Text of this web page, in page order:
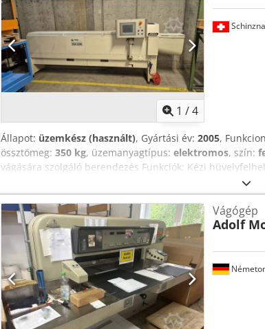
1 /4
Állapot: üzemkész (használt), Gyártási év: 2005,
össztömeg: 350 kg, üzemanyagtípus: elektromos, szín:
vágására szolgáló berendezés Funkciók: Kézi
behúzás Automatikus hosszmérés Automatikus vágási
képernyővel Legfeljebb 50 különböző hüvelyhossz és 3
Papírhüvelyekhez Műanyag hüvelyekhez
Vágógép
Adolf